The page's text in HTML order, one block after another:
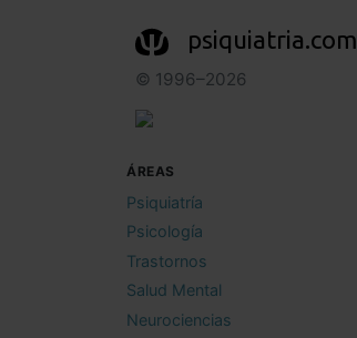
psiquiatria.com
© 1996–2026
ÁREAS
Psiquiatría
Psicología
Trastornos
Salud Mental
Neurociencias